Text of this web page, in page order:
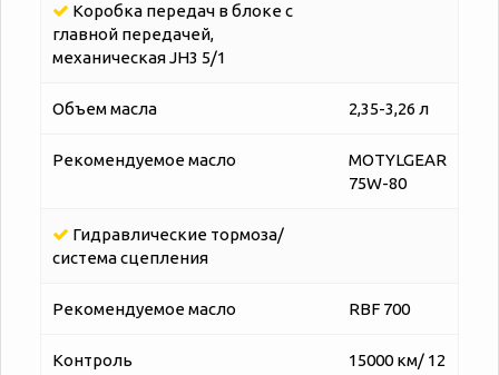
Коробка передач в блоке с
главной передачей,
механическая JH3 5/1
Объем масла 2,35-3,26 л
Рекомендуемое масло
MOTYLGEAR
75W-80
Гидравлические тормоза/
система сцепления
Рекомендуемое масло RBF 700
Контроль
15000 км/ 12